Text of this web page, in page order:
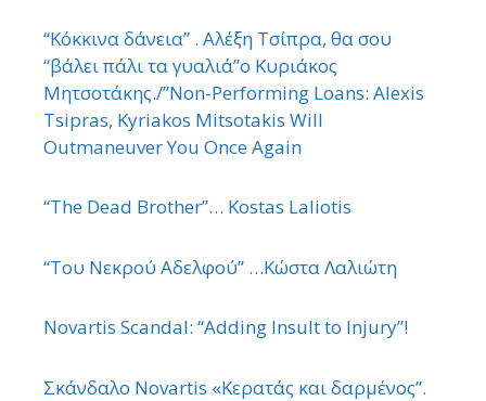
“Κόκκινα δάνεια” . Αλέξη Τσίπρα, θα σου
“βάλει πάλι τα γυαλιά”ο Κυριάκος
Μητσοτάκης./”Non-Performing Loans: Alexis
Tsipras, Kyriakos Mitsotakis Will
Outmaneuver You Once Again
“The Dead Brother”… Kostas Laliotis
“Του Νεκρού Αδελφού” …Κώστα Λαλιώτη
Novartis Scandal: “Adding Insult to Injury”!
Σκάνδαλο Novartis «Κερατάς και δαρμένος”.